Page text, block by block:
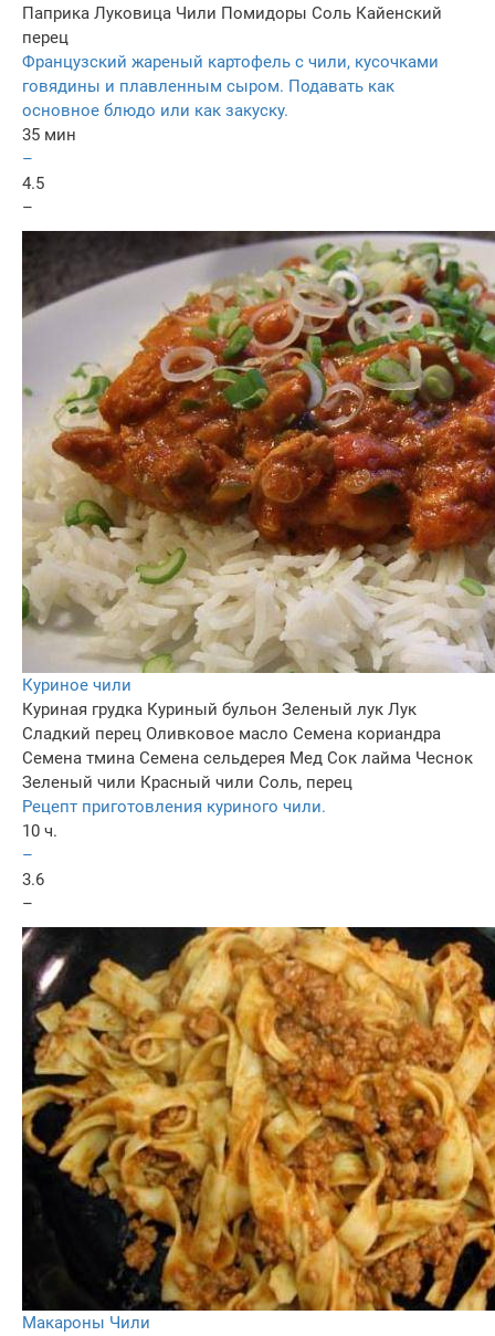
Паприка Луковица Чили Помидоры Соль Кайенский
перец
Французский жареный картофель с чили, кусочками
говядины и плавленным сыром. Подавать как
основное блюдо или как закуску.
35 мин
–
4.5
–
Куриное чили
Куриная грудка Куриный бульон Зеленый лук Лук
Сладкий перец Оливковое масло Семена кориандра
Семена тмина Семена сельдерея Мед Сок лайма Чеснок
Зеленый чили Красный чили Соль, перец
Рецепт приготовления куриного чили.
10 ч.
–
3.6
–
Макароны Чили